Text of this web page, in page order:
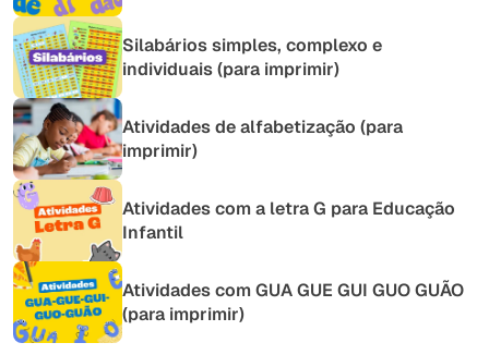
Silabários simples, complexo e
individuais (para imprimir)
Atividades de alfabetização (para
imprimir)
Atividades com a letra G para Educação
Infantil
Atividades com GUA GUE GUI GUO GUÃO
(para imprimir)